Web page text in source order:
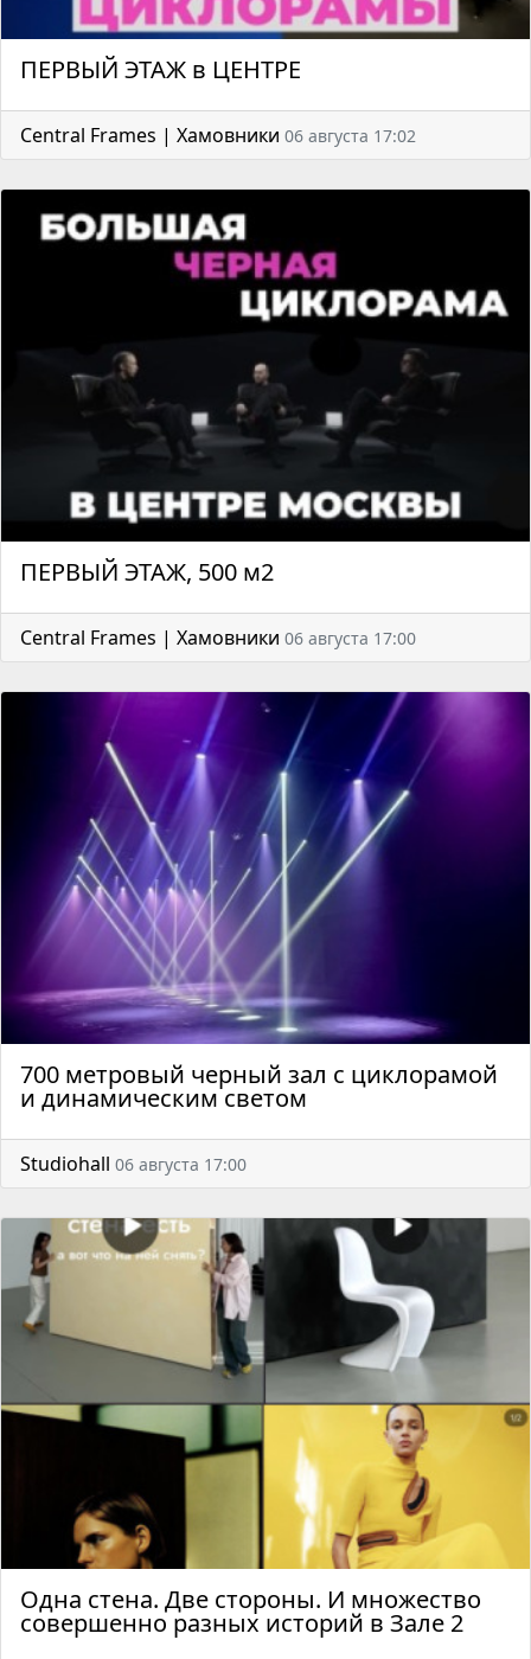
ПЕРВЫЙ ЭТАЖ в ЦЕНТРЕ
Central Frames | Хамовники 06 августа 17:02
ПЕРВЫЙ ЭТАЖ, 500 м2
Central Frames | Хамовники 06 августа 17:00
700 метровый черный зал с циклорамой
и динамическим светом
Studiohall 06 августа 17:00
Одна стена. Две стороны. И множество
совершенно разных историй в Зале 2